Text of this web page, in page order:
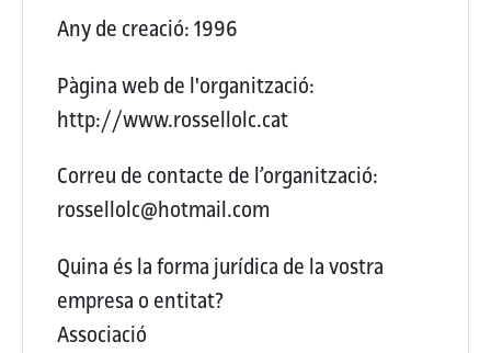
Any de creació:1996
Pàgina web de l'organització:
http://www.rossellolc.cat
Correu de contacte de l’organització:
rossellolc@hotmail.com
Quina és la forma jurídica de la vostra
empresa o entitat?
Associació